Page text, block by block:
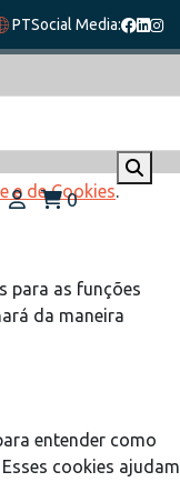
de cookies
necessários,
uma boa experiência
e de Cookies.
para as funções
da maneira
entender como
cookies ajudam
PTSocial Media:
0